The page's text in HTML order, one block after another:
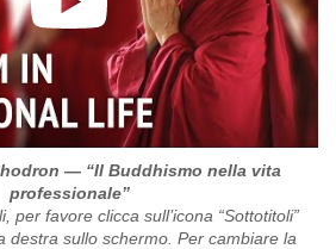
— “Il Buddhismo nella vita
professionale”
per favore clicca sull’icona “Sottotitoli”
destra sullo schermo. Per cambiare la